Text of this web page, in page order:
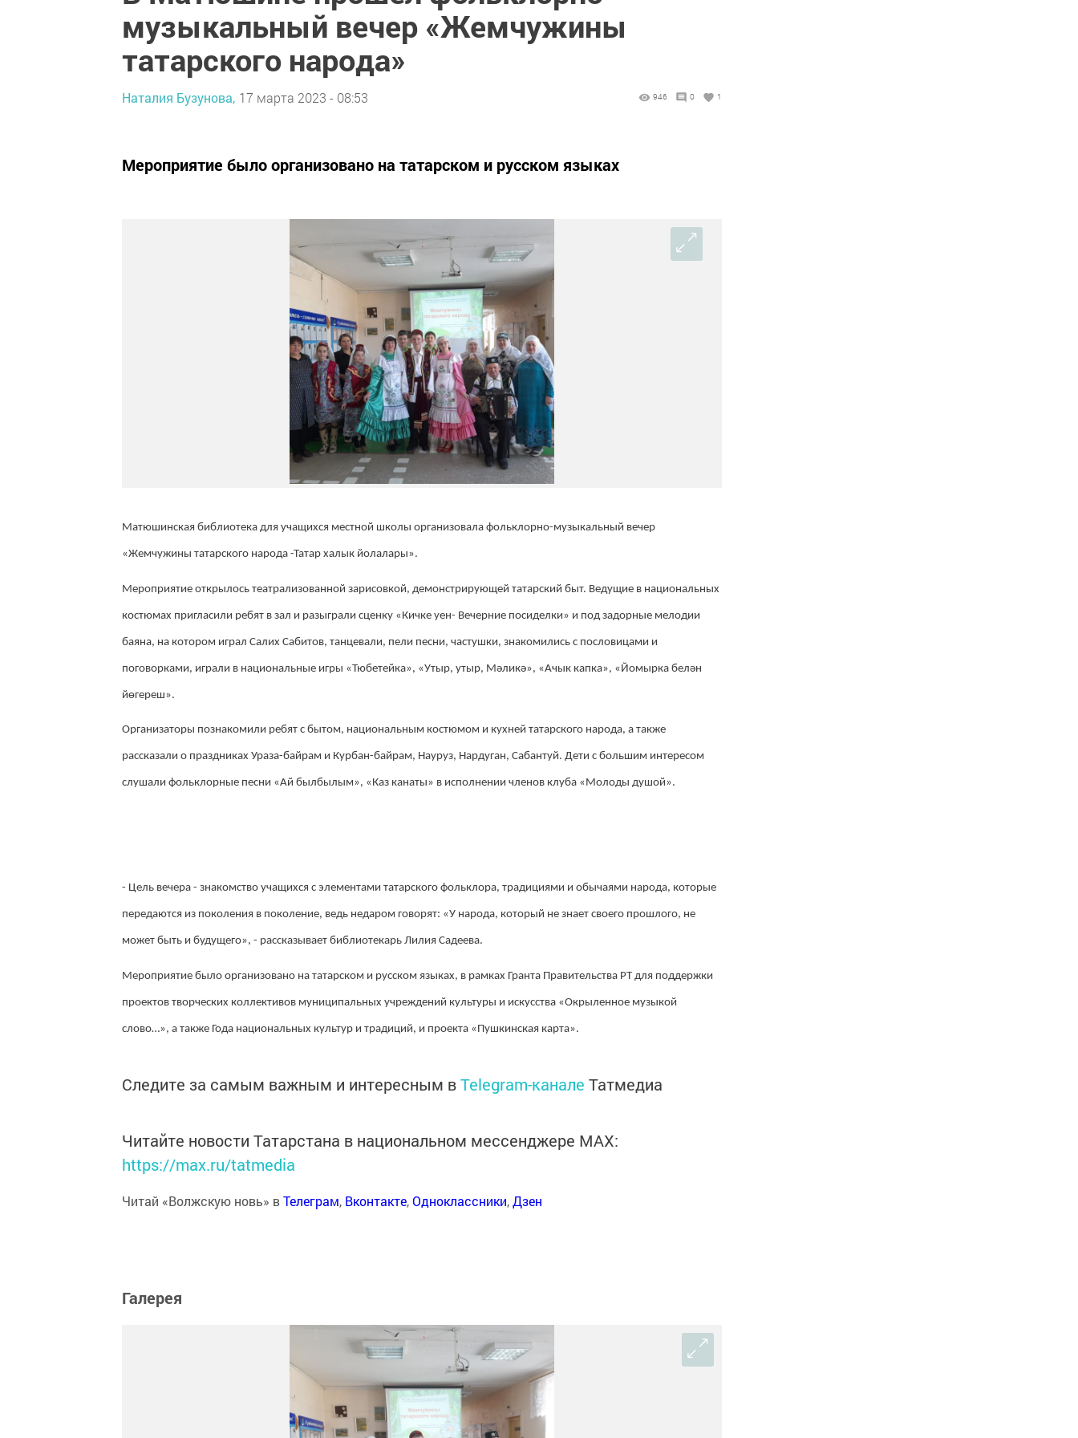
музыкальный вечер «Жемчужины
татарского народа»
Наталия Бузунова, 17 марта 2023 - 08:53 946 0 1
Мероприятие было организовано на татарском и русском языках
Матюшинская библиотека для учащихся местной школы организовала фольклорно-музыкальный вечер
«Жемчужины татарского народа -Татар халык йолалары».
Мероприятие открылось театрализованной зарисовкой, демонстрирующей татарский быт. Ведущие в национальных
костюмах пригласили ребят в зал и разыграли сценку «Кичке уен- Вечерние посиделки» и под задорные мелодии
баяна, на котором играл Салих Сабитов, танцевали, пели песни, частушки, знакомились с пословицами и
поговорками, играли в национальные игры «Тюбетейка», «Утыр, утыр, Мәликә», «Ачык капка», «Йомырка белән
йөгереш».
Организаторы познакомили ребят с бытом, национальным костюмом и кухней татарского народа, а также
рассказали о праздниках Ураза-байрам и Курбан-байрам, Науруз, Нардуган, Сабантуй. Дети с большим интересом
слушали фольклорные песни «Ай былбылым», «Каз канаты» в исполнении членов клуба «Молоды душой».
- Цель вечера - знакомство учащихся с элементами татарского фольклора, традициями и обычаями народа, которые
передаются из поколения в поколение, ведь недаром говорят: «У народа, который не знает своего прошлого, не
может быть и будущего», - рассказывает библиотекарь Лилия Садеева.
Мероприятие было организовано на татарском и русском языках, в рамках Гранта Правительства РТ для поддержки
проектов творческих коллективов муниципальных учреждений культуры и искусства «Окрыленное музыкой
слово…», а также Года национальных культур и традиций, и проекта «Пушкинская карта».
Следите за самым важным и интересным вTelegram-канале Татмедиа
Читайте новости Татарстана в национальном мессенджере MАХ:
https://max.ru/tatmedia
Читай «Волжскую новь» вТелеграм, Вконтакте,Одноклассники,Дзен
Галерея